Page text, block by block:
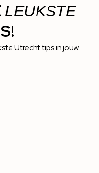
LEUKSTE
Utrecht tips in jouw